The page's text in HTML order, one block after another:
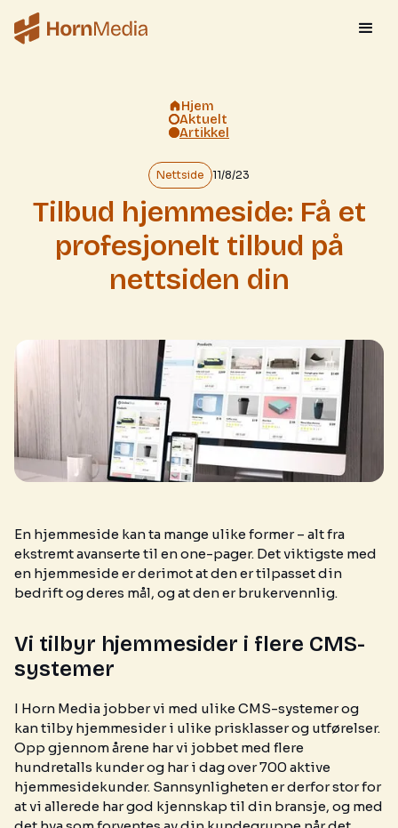
Hjem
Aktuelt
Artikkel
Nettside 11/8/23
Tilbud hjemmeside: Få et
profesjonelt tilbud på
nettsiden din
En hjemmeside kan ta mange ulike former – alt fra
ekstremt avanserte til en one-pager. Det viktigste med
en hjemmeside er derimot at den er tilpasset din
bedrift og deres mål, og at den er brukervennlig.
Vi tilbyr hjemmesider i flere CMS-
systemer
I Horn Media jobber vi med ulike CMS-systemer og
kan tilby hjemmesider i ulike prisklasser og utførelser.
Opp gjennom årene har vi jobbet med flere
hundretalls kunder og har i dag over 700 aktive
hjemmesidekunder. Sannsynligheten er derfor stor for
at vi allerede har god kjennskap til din bransje, og med